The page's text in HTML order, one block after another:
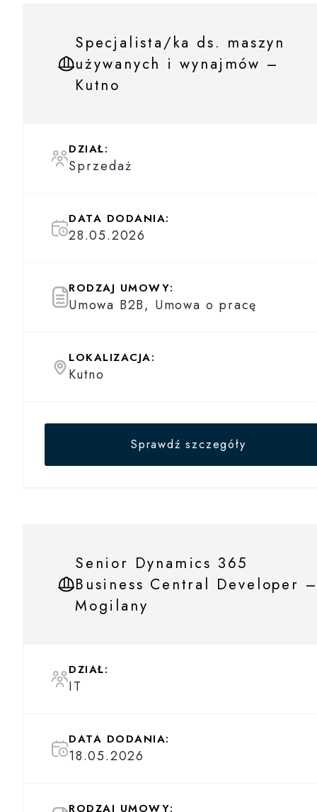
Specjalista/ka ds. maszyn
używanych i wynajmów –
Kutno
DZIAŁ:
Sprzedaż
DATA DODANIA:
28.05.2026
RODZAJ UMOWY:
Umowa B2B, Umowa o pracę
LOKALIZACJA:
Kutno
Sprawdź szczegóły
Senior Dynamics 365
Business Central Developer –
Mogilany
DZIAŁ:
IT
DATA DODANIA:
18.05.2026
RODZAJ UMOWY: